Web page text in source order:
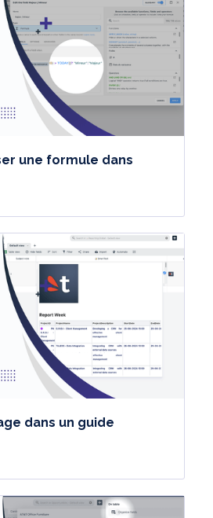
une formule dans
dans un guide